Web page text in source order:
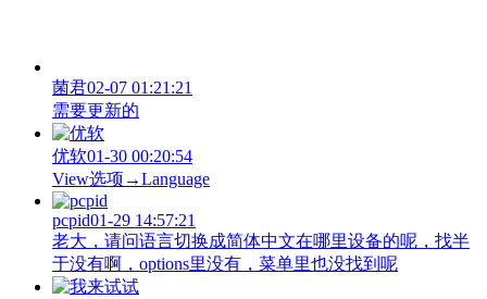
菌君02-07 01:21:21
需要更新的
优软01-30 00:20:54
View‌选项→Language
pcpid01-29 14:57:21
老大，请问语言切换成简体中文在哪里设备的呢，找半
于没有啊，options里没有，菜单里也没找到呢